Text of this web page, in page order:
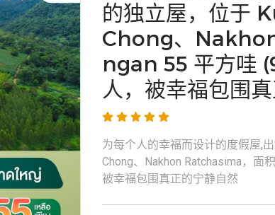
的独立屋，位于
Chong、
ngan 55 平方哇
人，被幸福包围
为每个人的幸福而设计的度假屋,
Chong、Nakhon Ratchasima，面
被幸福包围真正的宁静自然